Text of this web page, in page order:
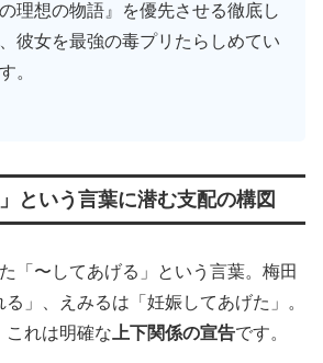
理想の物語』を優先させる徹底し
彼女を最強の毒プリたらしめてい
。
という言葉に潜む支配の構図
「〜してあげる」という言葉。梅田
」、えみるは「妊娠してあげた」。
これは明確な 上下関係の宣告です。